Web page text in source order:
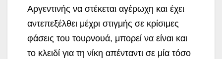
Αργεντινής να στέκεται αγέρωχη και έχει
αντεπεξέλθει μέχρι στιγμής σε κρίσιμες
φάσεις του τουρνουά, μπορεί να είναι και
το κλειδί για τη νίκη απένταντι σε μία τόσο